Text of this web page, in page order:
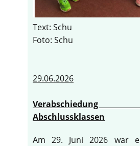
Text: Schu
Foto: Schu
29.06.2026
Abschlussklassen
Am 29. Juni 2026 war